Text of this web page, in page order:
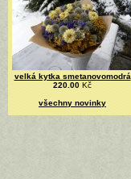
velká kytka smetanovomodrá
220.00 Kč
všechny novinky